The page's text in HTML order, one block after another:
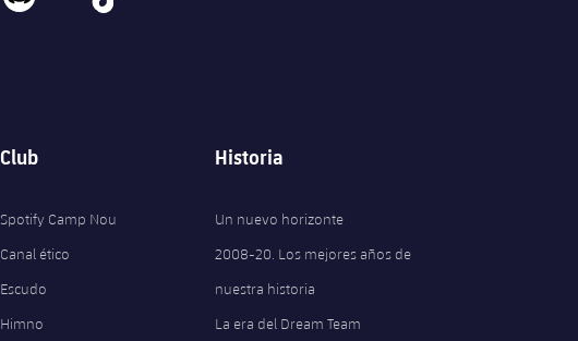
Club
Spotify Camp Nou
Canal ético
Escudo
Himno
Historia
Un nuevo horizonte
2008-20. Los mejores años de
nuestra historia
La era del Dream Team